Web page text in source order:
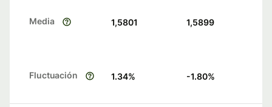
Media 1,5801 1,5899
Fluctuación 1.34% -1.80%